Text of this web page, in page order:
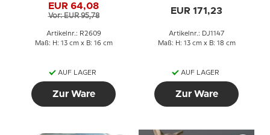
2609
EUR 64,08
Vor: EUR 95,78
Artikelnr.: R2609
Maß: H: 13 cm x B: 16 cm
AUF LAGER
Zur Ware
EUR 171,23
Artikelnr.: DJ1147
Maß: H: 13 cm x B: 18 cm
AUF LAGER
Zur Ware